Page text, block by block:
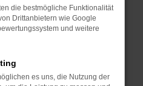
vorübergehende
neuesten Stand
die bestmögliche Funktionalität
Drittanbietern wie Google
und weitere
es uns, die Nutzung der